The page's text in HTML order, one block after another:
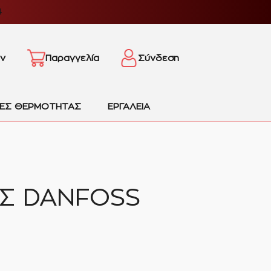
Παραγγελία Σύνδεση
ΘΕΡΜΟΤΗΤΑΣ ΕΡΓΑΛΕΙΑ